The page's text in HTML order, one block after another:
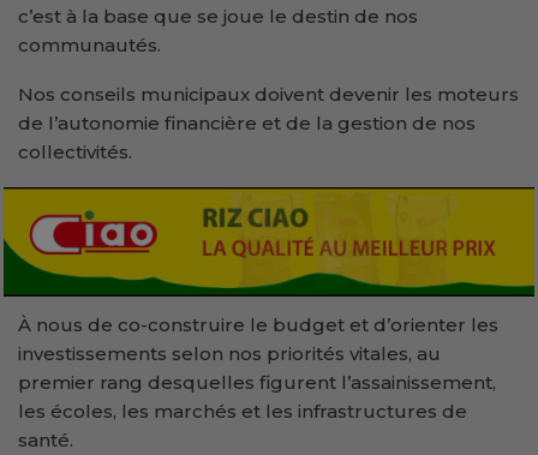
c’est à la base que se joue le destin de nos
communautés.
Nos conseils municipaux doivent devenir les moteurs
de l’autonomie financière et de la gestion de nos
collectivités.
À nous de co-construire le budget et d’orienter les
investissements selon nos priorités vitales, au
premier rang desquelles figurent l’assainissement,
les écoles, les marchés et les infrastructures de
santé.